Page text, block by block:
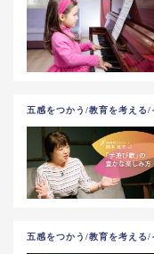
五感をつかう/教育を考える/
五感をつかう/教育を考える/